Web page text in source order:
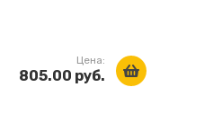
Цена:
805.00 руб.